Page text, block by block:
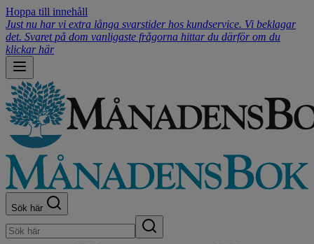
Hoppa till innehåll
Just nu har vi extra långa svarstider hos kundservice. Vi beklagar
det. Svaret på dom vanligaste frågorna hittar du därför om du
klickar här
Sök här